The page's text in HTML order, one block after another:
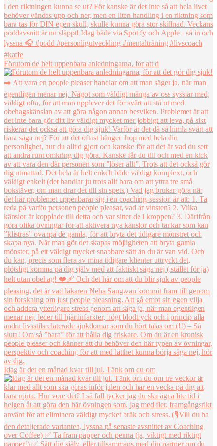
Förutom de helt uppenbara anledningarna, för att d
Idag är det en månad kvar till jul. Tänk om du om